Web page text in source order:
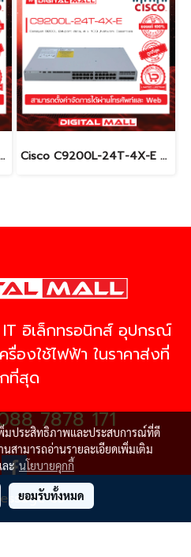
Us
ยสัญญาณ (Gigabit Switch Hub) Cisco C9200L-24T-4X-E อุปกรณ์ขยายสัญญาณ (Gigabit Switch Hub)
อิเล็กทรอนิกส์ อุปกรณ์
องใช้ไฟฟ้า ในราคาส่งที่
ที่สุด
7878 171
พิ่มประสิทธิภาพและประสบการณ์ที่ดี
สามารถอ่านรายละเอียดเพิ่มเติม
ละนโยบายคุกกี้
ยอมรับทั้งหมด